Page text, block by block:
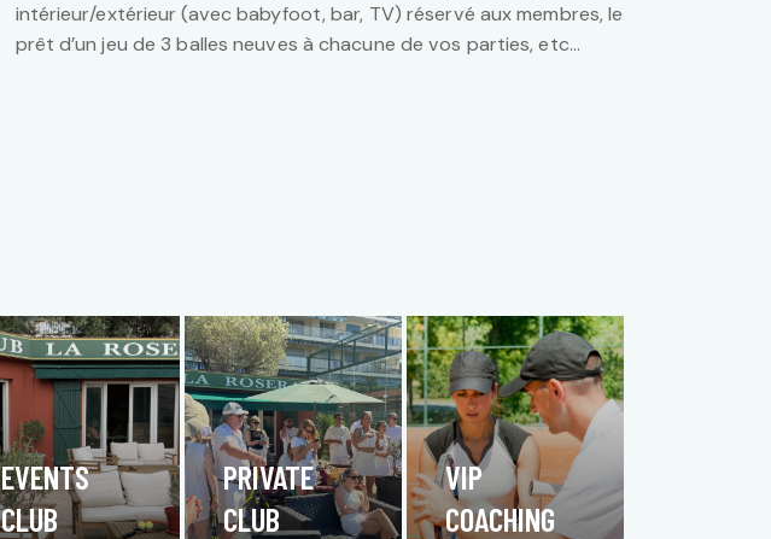
intérieur/extérieur (avec babyfoot, bar, TV) réservé aux membres, le
prêt d’un jeu de 3 balles neuves à chacune de vos parties, etc…
EVENTS
CLUB
PRIVATE
CLUB
VIP
COACHING